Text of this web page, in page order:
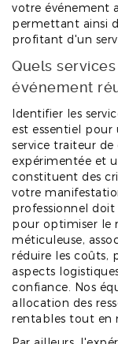
votre événement
permettant ainsi
profitant d'un
Quels
événement
Identifier les
est essentiel pour
service traiteur
expérimentée et
constituent des
votre
professionnel
pour optimiser le
méticuleuse,
réduire les coûts,
aspects
confiance. Nos
allocation des
rentables tout en